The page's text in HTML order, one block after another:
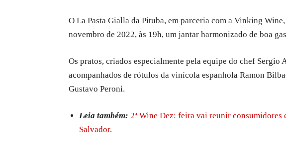
O La Pasta Gialla da Pituba, em parceria com a Vinking
novembro de 2022, às 19h, um jantar harmonizado de boa
Os pratos, criados especialmente pela equipe do chef Sergio
acompanhados de rótulos da vinícola espanhola Ramon
Gustavo Peroni.
Leia também: 2ª Wine Dez: feira vai reunir consumidores
Salvador.